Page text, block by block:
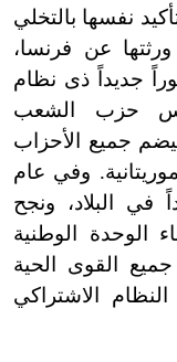
نفسها بالتخلي
عن فرنسا،
دستوراً جديداً ذى نظام
حزب الشعب
ليضم جميع الأحزاب
وفي عام
في البلاد، ونجح
الوحدة الوطنية
القوى الحية
النظام الاشتراكي